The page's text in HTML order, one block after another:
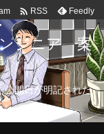
 RSS Feedly
ンジニア 案
公開日が明記された